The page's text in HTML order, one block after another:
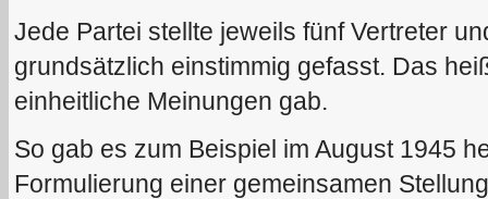
Jede Partei stellte jeweils fünf Vertreter
grundsätzlich einstimmig gefasst. Das
einheitliche Meinungen gab.
So gab es zum Beispiel im August 1945
Formulierung einer gemeinsamen